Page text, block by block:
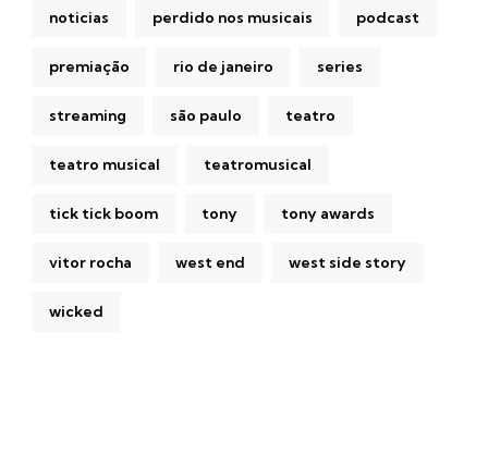
noticias perdido nos musicais podcast
premiação rio de janeiro series
streaming são paulo teatro
teatro musical teatromusical
tick tick boom tony tony awards
vitor rocha west end west side story
wicked